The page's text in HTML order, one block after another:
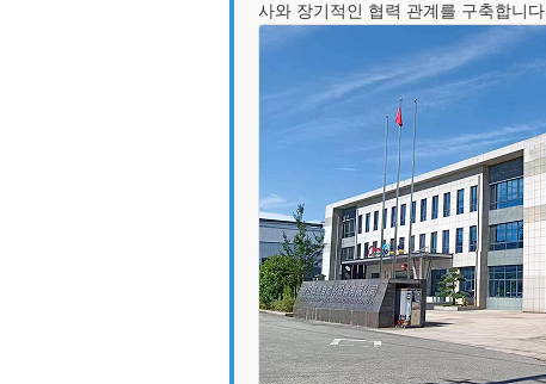
사와 장기적인 협력 관계를 구축합니다.